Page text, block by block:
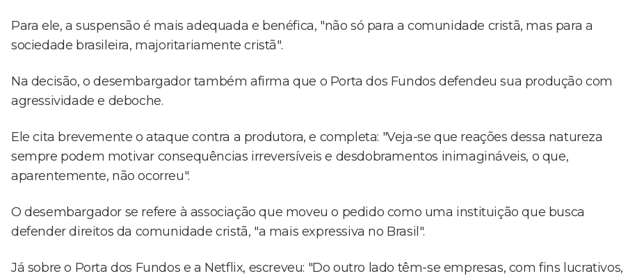
Para ele, a suspensão é mais adequada e benéfica, "não só para a comunidade cristã, mas para a
sociedade brasileira, majoritariamente cristã".
Na decisão, o desembargador também afirma que o Porta dos Fundos defendeu sua produção com
agressividade e deboche.
Ele cita brevemente o ataque contra a produtora, e completa: "Veja-se que reações dessa natureza
sempre podem motivar consequências irreversíveis e desdobramentos inimagináveis, o que,
aparentemente, não ocorreu".
O desembargador se refere à associação que moveu o pedido como uma instituição que busca
defender direitos da comunidade cristã, "a mais expressiva no Brasil".
Já sobre o Porta dos Fundos e a Netflix, escreveu: "Do outro lado têm-se empresas, com fins lucrativos,